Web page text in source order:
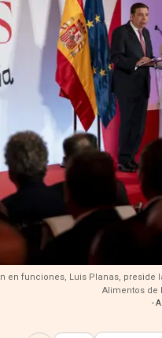
en funciones, Luis Planas, preside
Alimentos de
-